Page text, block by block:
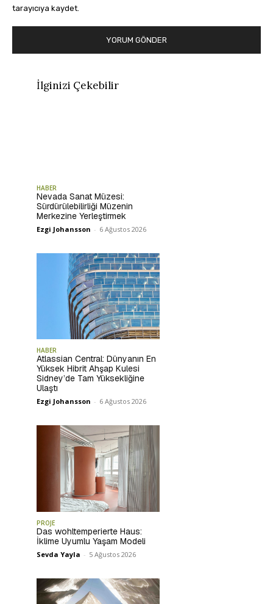
tarayıcıya kaydet.
İlginizi Çekebilir
HABER
Nevada Sanat Müzesi:
Sürdürülebilirliği Müzenin
Merkezine Yerleştirmek
Ezgi Johansson - 6 Ağustos 2026
HABER
Atlassian Central: Dünyanın En
Yüksek Hibrit Ahşap Kulesi
Sidney’de Tam Yüksekliğine
Ulaştı
Ezgi Johansson - 6 Ağustos 2026
PROJE
Das wohltemperierte Haus:
İklime Uyumlu Yaşam Modeli
Sevda Yayla - 5 Ağustos 2026